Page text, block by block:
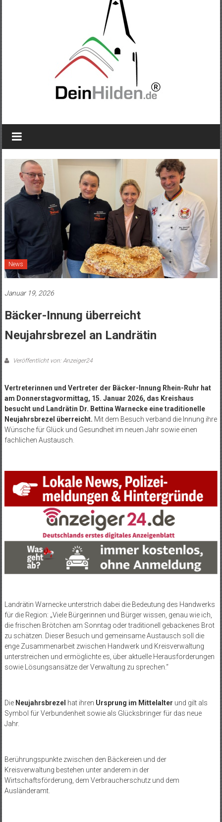
News
Januar 19, 2026
Bäcker-Innung überreicht
Neujahrsbrezel an Landrätin
Veröffentlicht von: Anzeiger24
Vertreterinnen und Vertreter der Bäcker-Innung Rhein-Ruhr hat
am Donnerstagvormittag, 15. Januar 2026, das Kreishaus
besucht und Landrätin Dr. Bettina Warnecke eine traditionelle
Neujahrsbrezel überreicht. Mit dem Besuch verband die Innung ihre
Wünsche für Glück und Gesundheit im neuen Jahr sowie einen
fachlichen Austausch.
Landrätin Warnecke unterstrich dabei die Bedeutung des Handwerks
für die Region: „Viele Bürgerinnen und Bürger wissen, genau wie ich,
die frischen Brötchen am Sonntag oder traditionell gebackenes Brot
zu schätzen. Dieser Besuch und gemeinsame Austausch soll die
enge Zusammenarbeit zwischen Handwerk und Kreisverwaltung
unterstreichen und ermöglichte es, über aktuelle Herausforderungen
sowie Lösungsansätze der Verwaltung zu sprechen.“
Die Neujahrsbrezel hat ihren Ursprung im Mittelalter und gilt als
Symbol für Verbundenheit sowie als Glücksbringer für das neue
Jahr.
Berührungspunkte zwischen den Bäckereien und der
Kreisverwaltung bestehen unter anderem in der
Wirtschaftsförderung, dem Verbraucherschutz und dem
Ausländeramt.